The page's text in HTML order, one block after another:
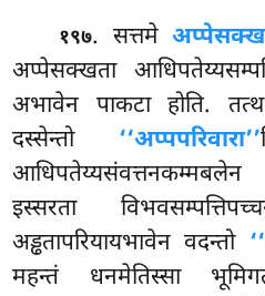
१९७. सत्तमे
अप्पेसक्खता
अभावेन पाकटा होति. तत्थ
दस्सेन्तो ‘‘अप्पपरिवारा’’
इस्सरता
अड्ढतापरियायभावेन वदन्तो
महन्तं धनमेतिस्सा